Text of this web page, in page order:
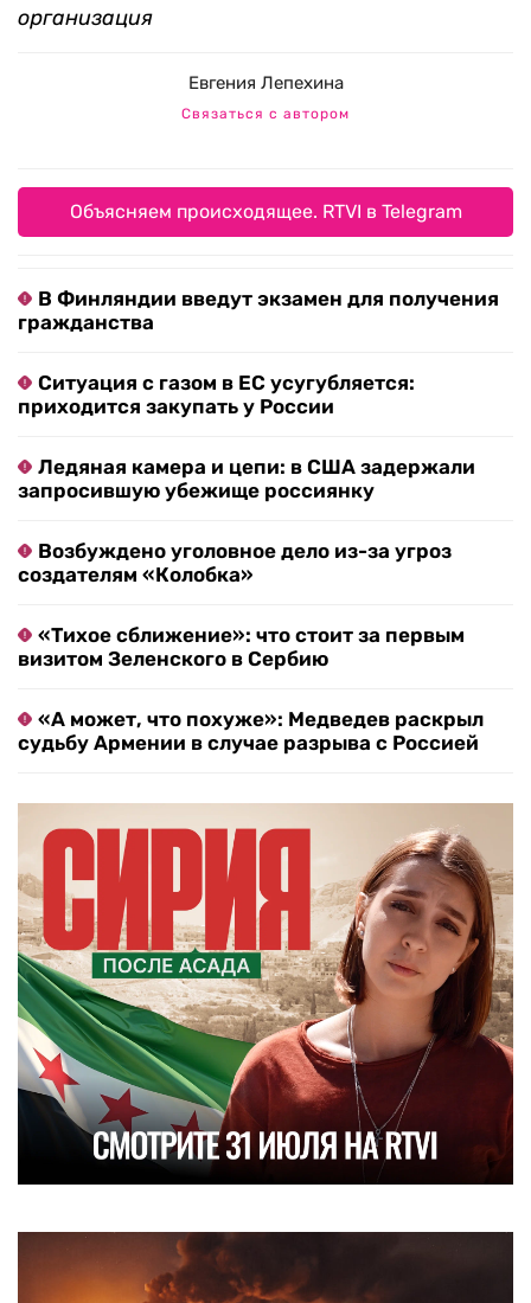
организация
Евгения Лепехина
Связаться с автором
Объясняем происходящее. RTVI в Telegram
В Финляндии введут экзамен для получения
гражданства
Ситуация с газом в ЕС усугубляется:
приходится закупать у России
Ледяная камера и цепи: в США задержали
запросившую убежище россиянку
Возбуждено уголовное дело из-за угроз
создателям «Колобка»
«Тихое сближение»: что стоит за первым
визитом Зеленского в Сербию
«А может, что похуже»: Медведев раскрыл
судьбу Армении в случае разрыва с Россией